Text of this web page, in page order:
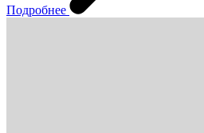
Подробнее